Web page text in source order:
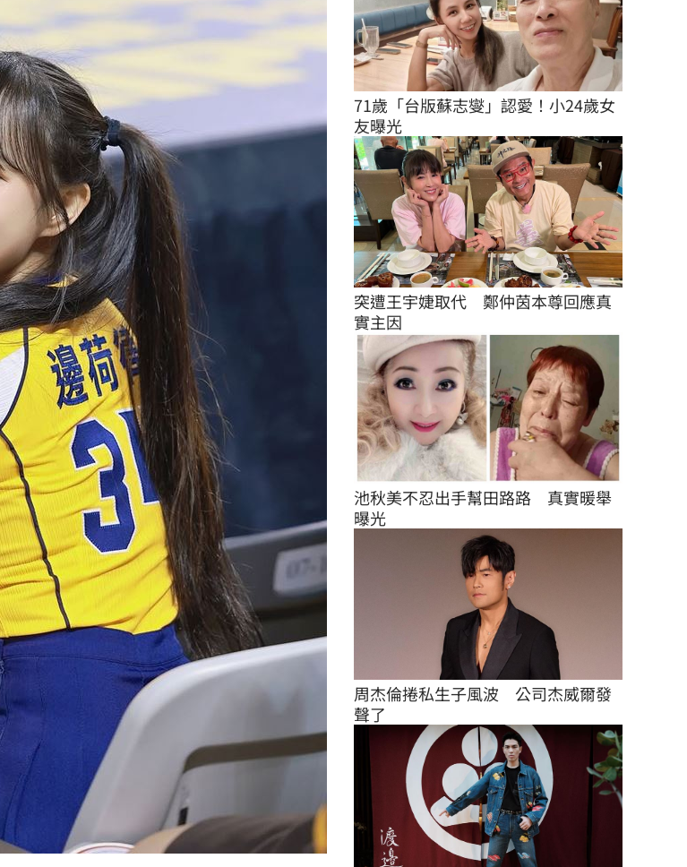
71歲「台版蘇志燮」認愛！小24歲女
友曝光
突遭王宇婕取代　鄭仲茵本尊回應真
實主因
池秋美不忍出手幫田路路　真實暖舉
曝光
周杰倫捲私生子風波　公司杰威爾發
聲了